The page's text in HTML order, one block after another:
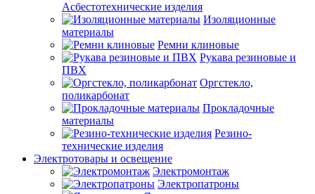
Асбестотехнические изделия
Изоляционные
материалы
Ремни клиновые
Рукава резиновые и
ПВХ
Оргстекло,
поликарбонат
Прокладочные
материалы
Резино-
технические изделия
Электротовары и освещение
Электромонтаж
Электропатроны